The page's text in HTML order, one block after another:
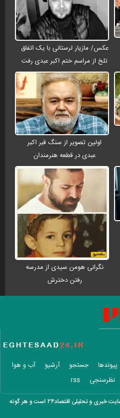
عکس/ مازیار لرستانی با یک اتفاق
تلخ از مراسم ختم اکبر عبدی رفت
اولین تصویر از سنگ قبر اکبر
عبدی در قطعه هنرمندان
نگرانی هومن سیدی از مدرسه
رفتن دخترش
پیوندها جستجو آرشیو
آب و هوا
نظرسنجی rss
کلیه حقوق این وب سایت متعلق به وب سایت خبری و تحلیلی اقتصاد۲۴ است و هر گونه